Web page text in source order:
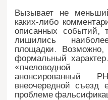
Вызывает не
каких-либо
описанных событий,
лишились
площадки. Возможно,
формальный
«пчеловодной
внеочередной съезд
проблеме